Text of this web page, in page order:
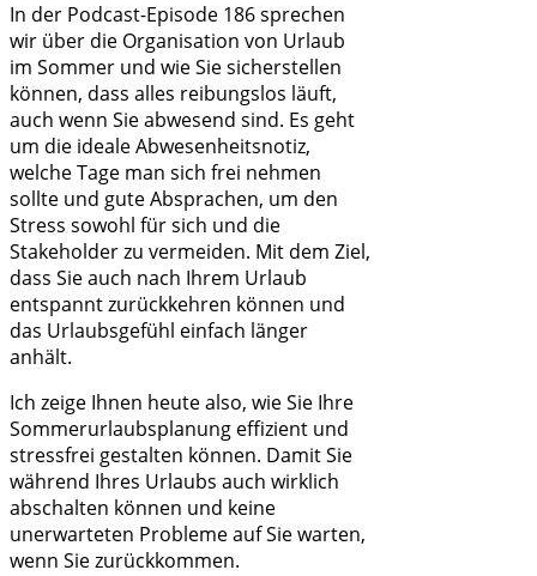
In der Podcast-Episode 186 sprechen
wir über die Organisation von Urlaub
im Sommer und wie Sie sicherstellen
können, dass alles reibungslos läuft,
auch wenn Sie abwesend sind. Es geht
um die ideale Abwesenheitsnotiz,
welche Tage man sich frei nehmen
sollte und gute Absprachen, um den
Stress sowohl für sich und die
Stakeholder zu vermeiden. Mit dem Ziel,
dass Sie auch nach Ihrem Urlaub
entspannt zurückkehren können und
das Urlaubsgefühl einfach länger
anhält.
Ich zeige Ihnen heute also, wie Sie Ihre
Sommerurlaubsplanung effizient und
stressfrei gestalten können. Damit Sie
während Ihres Urlaubs auch wirklich
abschalten können und keine
unerwarteten Probleme auf Sie warten,
wenn Sie zurückkommen.